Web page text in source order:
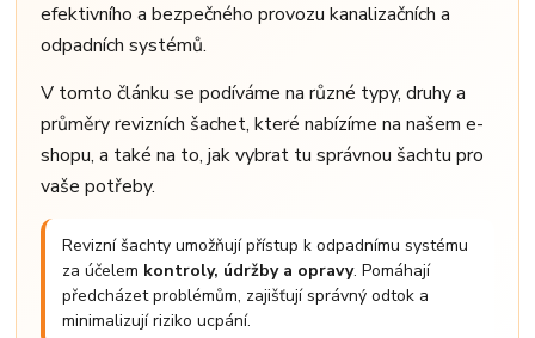
efektivního a bezpečného provozu kanalizačních a
odpadních systémů.
V tomto článku se podíváme na různé typy, druhy a
průměry revizních šachet, které nabízíme na našem e-
shopu, a také na to, jak vybrat tu správnou šachtu pro
vaše potřeby.
Revizní šachty umožňují přístup k odpadnímu systému
za účelem kontroly, údržby a opravy. Pomáhají
předcházet problémům, zajišťují správný odtok a
minimalizují riziko ucpání.